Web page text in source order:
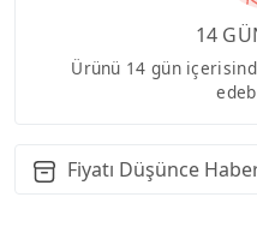
14
Ürünü 14 gün
Fiyatı Düşünce